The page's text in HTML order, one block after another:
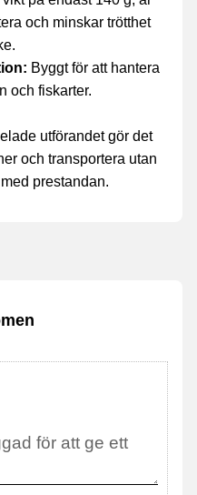
och minskar trötthet
Byggt för att hantera
och fiskarter.
utförandet gör det
och transportera utan
prestandan.